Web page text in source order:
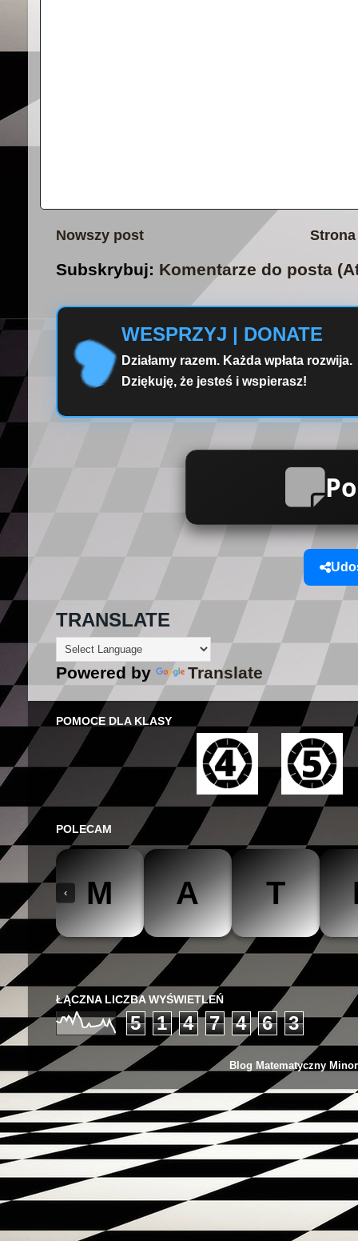
Nowszy post Strona
Subskrybuj: Komentarze do posta
WESPRZYJ | DONATE
Działamy razem. Każda wpłata rozwija.
Dziękuję, że jesteś i wspierasz!
TRANSLATE
Powered by Translate
POMOCE DLA KLASY
POLECAM
‹ M A T
ŁĄCZNA LICZBA WYŚWIETLEŃ
5 1 4 7 4 6 3
Blog Matematyczny